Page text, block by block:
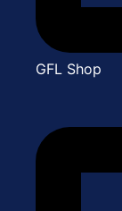
GFL Shop